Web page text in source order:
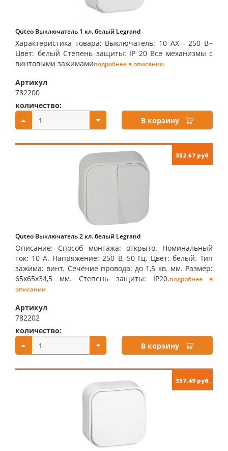
Quteo Выключатель 1 кл. белый Legrand
Характеристика товара: Выключатель: 10 AX - 250 B~
Цвет: белый Степень защиты: IP 20 Все механизмы с
винтовыми зажимамиподробнее в описании
Артикул
782200
количество:
В корзину
352.67 руб.
Quteo Выключатель 2 кл. белый Legrand
Описание: Способ монтажа: открыто. Номинальный
ток: 10 А. Напряжение: 250 В, 50 Гц. Цвет: белый. Тип
зажима: винт. Сечение провода: до 1,5 кв. мм. Размер:
65х65х34,5 мм. Степень защиты: IP20.подробнее в
описании
Артикул
782202
количество:
В корзину
357.49 руб.